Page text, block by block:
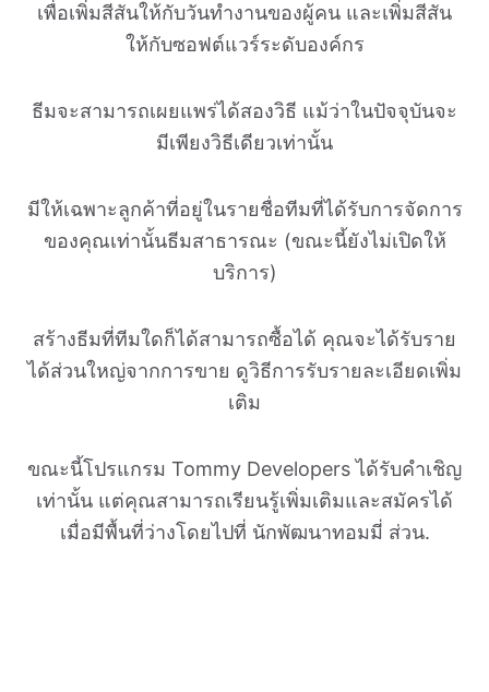
เพื่อเพิ่มสีสันให้กับวันทำงานของผู้คน และเพิ่มสีสัน
ให้กับซอฟต์แวร์ระดับองค์กร
ธีมจะสามารถเผยแพร่ได้สองวิธี แม้ว่าในปัจจุบันจะ
มีเพียงวิธีเดียวเท่านั้น
มีให้เฉพาะลูกค้าที่อยู่ในรายชื่อทีมที่ได้รับการจัดการ
ของคุณเท่านั้นธีมสาธารณะ (ขณะนี้ยังไม่เปิดให้
บริการ)
สร้างธีมที่ทีมใดก็ได้สามารถซื้อได้ คุณจะได้รับราย
ได้ส่วนใหญ่จากการขาย ดูวิธีการรับรายละเอียดเพิ่ม
เติม
ขณะนี้โปรแกรม Tommy Developers ได้รับคำเชิญ
เท่านั้น แต่คุณสามารถเรียนรู้เพิ่มเติมและสมัครได้
เมื่อมีพื้นที่ว่างโดยไปที่ นักพัฒนาทอมมี่ ส่วน.